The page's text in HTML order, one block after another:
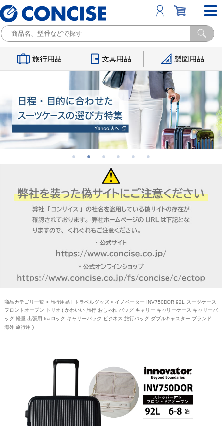
旅行用品 文具用品 製図用品
商品カテゴリ一覧 > 旅行用品 | トラベルグッズ> イノベーター INV750DOR 92L スーツケース
フロントオープン トリオ ( かわいい 旅行 おしゃれ バッグ キャリー キャリーケース キャリーバ
ッグ 軽量 出張用 tsaロック キャリーバック ビジネス 旅行バッグ ダブルキャスター ブランド
海外 旅行用 )